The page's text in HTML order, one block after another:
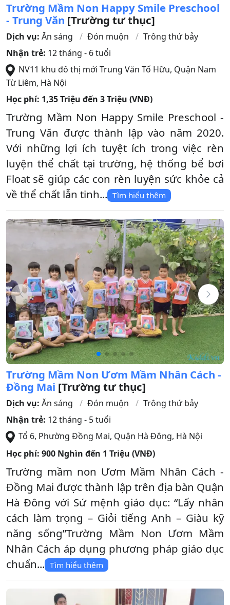
Trường Mầm Non Happy Smile Preschool
- Trung Văn [Trường tư thục]
Dịch vụ: Ăn sáng Đón muộn
Trông thứ bảy
Nhận trẻ: 12 tháng - 6 tuổi
NV11 khu đô thị mới Trung Văn Tố Hữu, Quận Nam
Từ Liêm, Hà Nội
Học phí: 1,35 Triệu đến 3 Triệu (VNĐ)
Trường Mầm Non Happy Smile Preschool -
Trung Văn được thành lập vào năm 2020.
Với những lợi ích tuyệt ích trong việc rèn
luyện thể chất tại trường, hệ thống bể bơi
Float sẽ giúp các con rèn luyện sức khỏe cả
về thể chất lẫn tinh... Tìm hiểu thêm
Trường Mầm Non Ươm Mầm Nhân Cách -
Đồng Mai [Trường tư thục]
Dịch vụ: Ăn sáng Đón muộn
Trông thứ bảy
Nhận trẻ: 12 tháng - 5 tuổi
Tổ 6, Phường Đồng Mai, Quận Hà Đông, Hà Nội
Học phí: 900 Nghìn đến 1 Triệu (VNĐ)
Trường mầm non Ươm Mầm Nhân Cách -
Đồng Mai được thành lập trên địa bàn Quận
Hà Đông với Sứ mệnh giáo dục: “Lấy nhân
cách làm trọng – Giỏi tiếng Anh – Giàu kỹ
năng sống”Trường Mầm Non Ươm Mầm
Nhân Cách áp dụng phương pháp giáo dục
chuẩn... Tìm hiểu thêm